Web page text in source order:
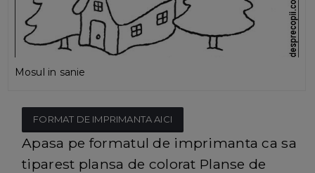
Mosul in sanie
FORMAT DE IMPRIMANTA AICI
Apasa pe formatul de imprimanta ca sa
tiparest plansa de colorat Planse de